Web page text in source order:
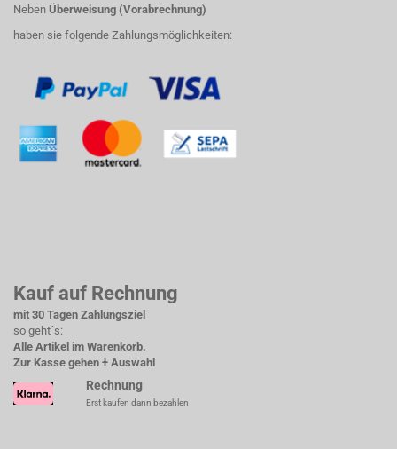
Neben Überweisung (Vorabrechnung)
haben sie folgende Zahlungsmöglichkeiten:
Kauf auf Rechnung
mit 30 Tagen Zahlungsziel
so geht´s:
Alle Artikel im Warenkorb.
Zur Kasse gehen + Auswahl
Rechnung
Erst kaufen dann bezahlen